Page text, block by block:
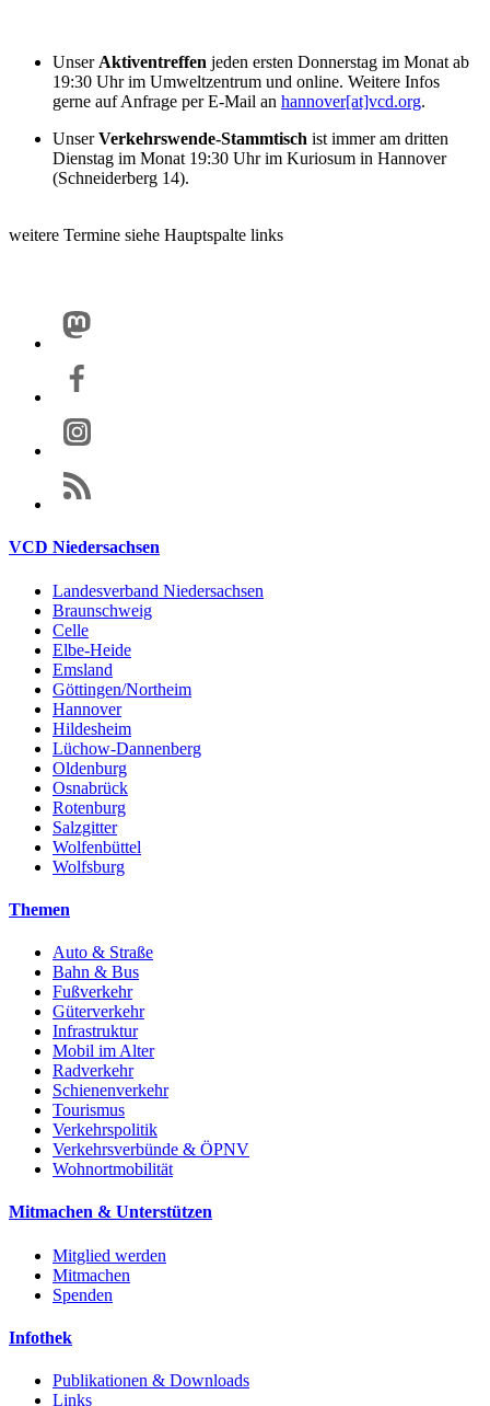
Unser Aktiventreffen jeden ersten Donnerstag im Monat ab
19:30 Uhr im Umweltzentrum und online. Weitere Infos
gerne auf Anfrage per E-Mail an hannover[at]vcd.org.
UnserVerkehrswende-Stammtisch ist immer am dritten
Dienstag im Monat 19:30 Uhr im Kuriosum in Hannover
(Schneiderberg 14).
weitere Termine siehe Hauptspalte links
VCD Niedersachsen
Landesverband Niedersachsen
Braunschweig
Celle
Elbe-Heide
Emsland
Göttingen/Northeim
Hannover
Hildesheim
Lüchow-Dannenberg
Oldenburg
Osnabrück
Rotenburg
Salzgitter
Wolfenbüttel
Wolfsburg
Themen
Auto & Straße
Bahn & Bus
Fußverkehr
Güterverkehr
Infrastruktur
Mobil im Alter
Radverkehr
Schienenverkehr
Tourismus
Verkehrspolitik
Verkehrsverbünde & ÖPNV
Wohnortmobilität
Mitmachen & Unterstützen
Mitglied werden
Mitmachen
Spenden
Infothek
Publikationen & Downloads
Links